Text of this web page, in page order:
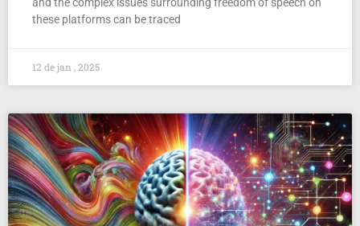
these platforms can be traced
12 de jan , 2025